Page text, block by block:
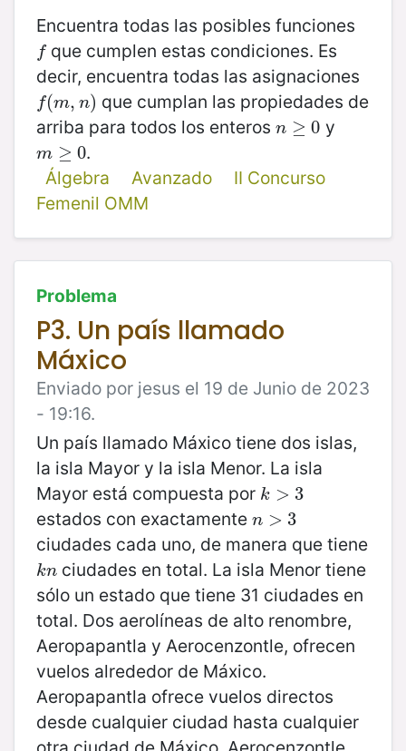
Encuentra todas las posibles funciones
f
fque cumplen estas condiciones. Es
decir, encuentra todas las asignaciones
f(m, n)
f(m,n )
que cumplan las propiedades de
arriba para todos los enteros n ≥ 0
n≥0 y
m ≥ 0
m≥0
.
Álgebra
Avanzado
II Concurso
Femenil OMM
Problema
P3. Un país llamado
Máxico
Enviado por jesus el 19 de Junio de 2023
- 19:16.
Un país llamado Máxico tiene dos islas,
la isla Mayor y la isla Menor. La isla
Mayor está compuesta por k > 3
k>3
estados con exactamente n > 3
n>3
ciudades cada uno, de manera que tiene
kn
kn ciudades en total. La isla Menor tiene
sólo un estado que tiene 31 ciudades en
total. Dos aerolíneas de alto renombre,
Aeropapantla y Aerocenzontle, ofrecen
vuelos alrededor de Máxico.
Aeropapantla ofrece vuelos directos
desde cualquier ciudad hasta cualquier